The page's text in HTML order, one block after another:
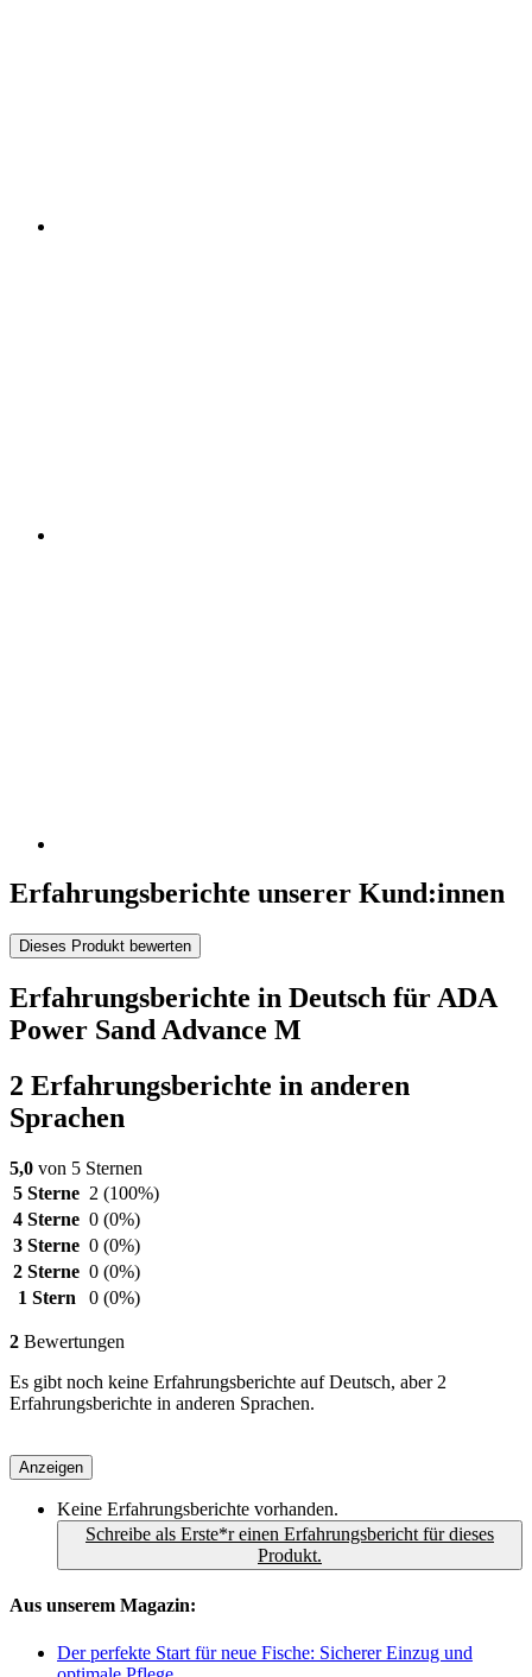
Erfahrungsberichte unserer Kund:innen
Dieses Produkt bewerten
Erfahrungsberichte in Deutsch für ADA
Power Sand Advance M
2 Erfahrungsberichte in anderen
Sprachen
5,0 von 5 Sternen
5 Sterne 2 (100%)
4 Sterne 0 (0%)
3 Sterne 0 (0%)
2 Sterne 0 (0%)
1 Stern
0 (0%)
2 Bewertungen
Es gibt noch keine Erfahrungsberichte auf Deutsch, aber 2
Erfahrungsberichte in anderen Sprachen.
Anzeigen
Keine Erfahrungsberichte vorhanden.
Schreibe als Erste*r einen Erfahrungsbericht für dieses
Produkt.
Aus unserem Magazin:
Der perfekte Start für neue Fische: Sicherer Einzug und